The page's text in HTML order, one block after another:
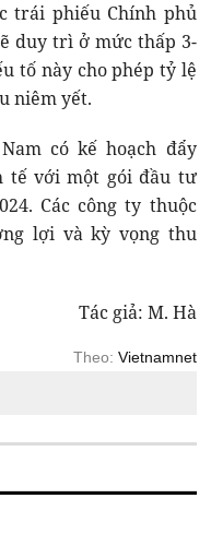
trái phiếu Chính phủ
duy trì ở mức thấp 3-
tố này cho phép tỷ lệ
niêm yết.
có kế hoạch đẩy
tế với một gói đầu tư
Các công ty thuộc
lợi và kỳ vọng thu
Tác giả: M. Hà
Theo: Vietnamnet